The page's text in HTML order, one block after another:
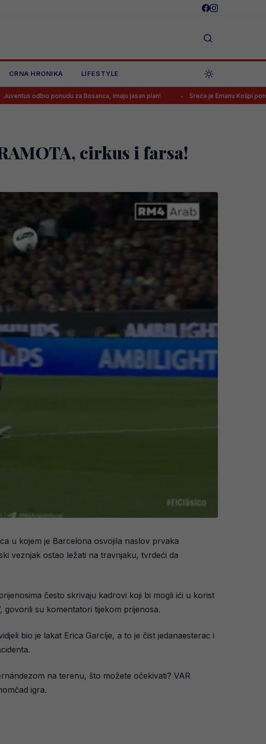
CRNA HRONIKA LIFESTYLE
ponudu za Bosanca, imaju jasan plan! Sreća je Emanu Košpi ponovo okrenula
cirkus i farsa!
u kojem je Barcelona osvojila naslov prvaka
veznjak ostao ležati na travnjaku, tvrdeći da
često skrivaju kadrovi koji bi mogli ići u korist
govorili su komentatori tijekom prijenosa.
bio je lakat Erica Garcíje, a to je čist jedanaesterac i
na terenu, što možete očekivati? VAR
igra.